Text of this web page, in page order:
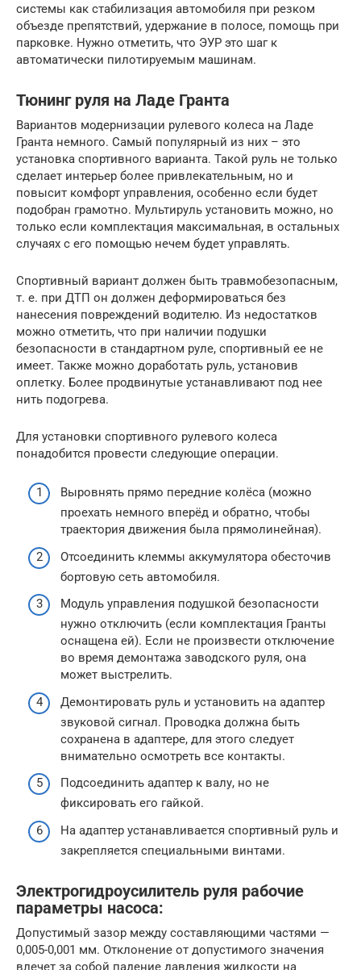
системы как стабилизация автомобиля при резком
объезде препятствий, удержание в полосе, помощь при
парковке. Нужно отметить, что ЭУР это шаг к
автоматически пилотируемым машинам.
Тюнинг руля на Ладе Гранта
Вариантов модернизации рулевого колеса на Ладе
Гранта немного. Самый популярный из них – это
установка спортивного варианта. Такой руль не только
сделает интерьер более привлекательным, но и
повысит комфорт управления, особенно если будет
подобран грамотно. Мультируль установить можно, но
только если комплектация максимальная, в остальных
случаях с его помощью нечем будет управлять.
Спортивный вариант должен быть травмобезопасным,
т. е. при ДТП он должен деформироваться без
нанесения повреждений водителю. Из недостатков
можно отметить, что при наличии подушки
безопасности в стандартном руле, спортивный ее не
имеет. Также можно доработать руль, установив
оплетку. Более продвинутые устанавливают под нее
нить подогрева.
Для установки спортивного рулевого колеса
понадобится провести следующие операции.
Выровнять прямо передние колёса (можно
проехать немного вперёд и обратно, чтобы
траектория движения была прямолинейная).
Отсоединить клеммы аккумулятора обесточив
бортовую сеть автомобиля.
Модуль управления подушкой безопасности
нужно отключить (если комплектация Гранты
оснащена ей). Если не произвести отключение
во время демонтажа заводского руля, она
может выстрелить.
Демонтировать руль и установить на адаптер
звуковой сигнал. Проводка должна быть
сохранена в адаптере, для этого следует
внимательно осмотреть все контакты.
Подсоединить адаптер к валу, но не
фиксировать его гайкой.
На адаптер устанавливается спортивный руль и
закрепляется специальными винтами.
Электрогидроусилитель руля рабочие
параметры насоса:
Допустимый зазор между составляющими частями —
0,005-0,001 мм. Отклонение от допустимого значения
влечет за собой падение давления жидкости на